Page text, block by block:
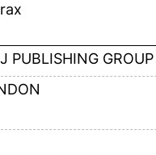
PUBLISHING GROUP